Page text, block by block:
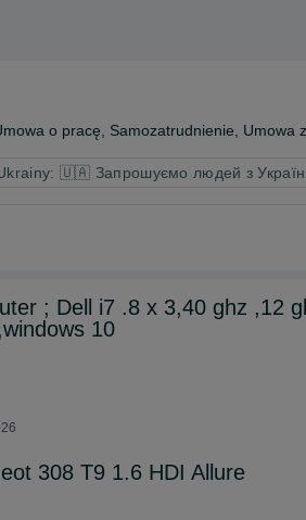
o pracę, Samozatrudnienie, Umowa
🇺🇦 Запрошуємо людей з
; Dell i7 .8 x 3,40 ghz ,12
10
308 T9 1.6 HDI Allure